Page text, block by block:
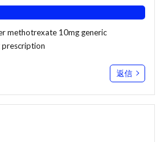
methotrexate 10mg generic
返信